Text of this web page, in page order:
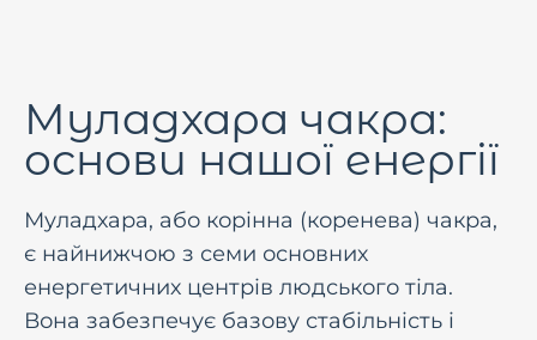
Муладхара чакра:
основи нашої енергії
Муладхара, або корінна (коренева) чакра,
є найнижчою з семи основних
енергетичних центрів людського тіла.
Вона забезпечує базову стабільність і